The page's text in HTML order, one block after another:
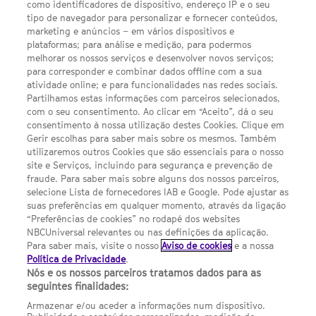
SEGUE-NOS
FACEBOOK
TWITTER
YOUTUBEINSTAGRAM
LINKS ÚTEIS
Escolhas de Anúncios
Política de privacidade
Sobre nós
Termos E Condições
FILMES
UMA DIVISÃO DA NBCUNIVERSAL
Contact us by email: contact.SYFYPortugal@ncbuni.com
by Universal Studios International BV
como identificadores de dispositivo, endereço IP e o seu
tipo de navegador para personalizar e fornecer conteúdos,
marketing e anúncios – em vários dispositivos e
plataformas; para análise e medição, para podermos
melhorar os nossos serviços e desenvolver novos serviços;
para corresponder e combinar dados offline com a sua
atividade online; e para funcionalidades nas redes sociais.
Partilhamos estas informações com parceiros selecionados,
com o seu consentimento. Ao clicar em “Aceito”, dá o seu
consentimento à nossa utilização destes Cookies. Clique em
Gerir escolhas para saber mais sobre os mesmos. Também
utilizaremos outros Cookies que são essenciais para o nosso
site e Serviços, incluindo para segurança e prevenção de
fraude. Para saber mais sobre alguns dos nossos parceiros,
selecione Lista de fornecedores IAB e Google. Pode ajustar as
suas preferências em qualquer momento, através da ligação
“Preferências de cookies” no rodapé dos websites
NBCUniversal relevantes ou nas definições da aplicação.
Para saber mais, visite o nossoAviso de cookies e a nossa
Política de Privacidade.
Nós e os nossos parceiros tratamos dados para as
seguintes finalidades:
Armazenar e/ou aceder a informações num dispositivo.